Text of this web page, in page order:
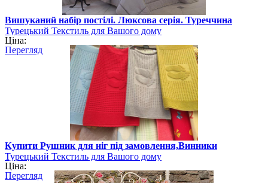
Вишуканий набір постілі. Люксова серія. Туреччина
Турецький Текстиль для Вашого дому
Ціна:
Перегляд
Купити Рушник для ніг під замовлення,Винники
Турецький Текстиль для Вашого дому
Ціна:
Перегляд